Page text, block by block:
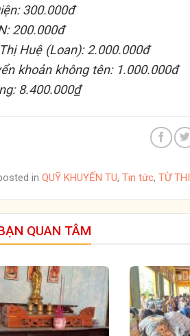
300.000đ
200.000đ
Huệ (Loan): 2.000.000đ
khoản không tên: 1.000.000đ
8.400.000₫
in QUỸ KHUYẾN TU, Tin tức, TỪ
QUAN TÂM